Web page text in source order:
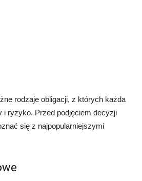
rodzaje obligacji, z których każda
i ryzyko. Przed podjęciem decyzji
się z najpopularniejszymi